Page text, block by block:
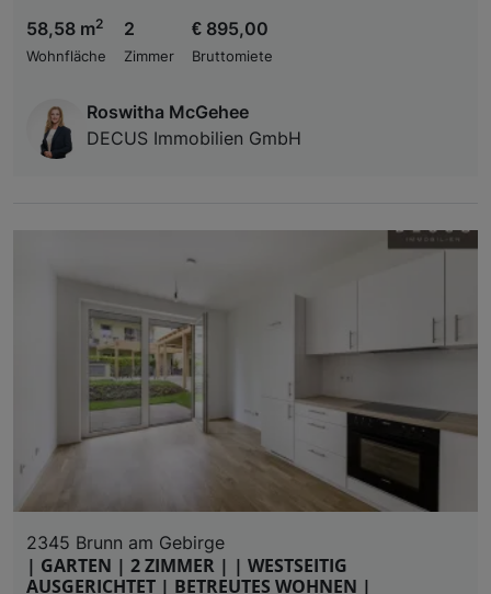
58,58 m2
Wohnfläche
2
Zimmer
€ 895,00
Bruttomiete
Roswitha McGehee
DECUS Immobilien GmbH
2345 Brunn am Gebirge
| GARTEN | 2 ZIMMER | | WESTSEITIG
AUSGERICHTET | BETREUTES WOHNEN |